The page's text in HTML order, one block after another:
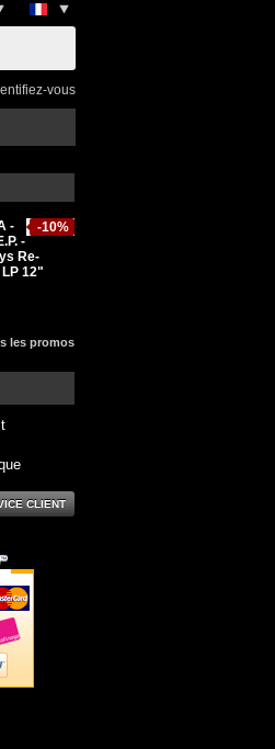
vous
-10%
-
-
Re-
12"
les promos
CLIENT